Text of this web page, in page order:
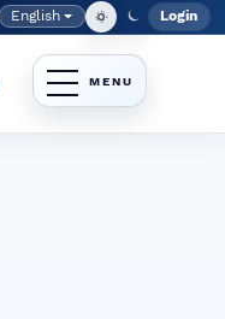
Language
English Login